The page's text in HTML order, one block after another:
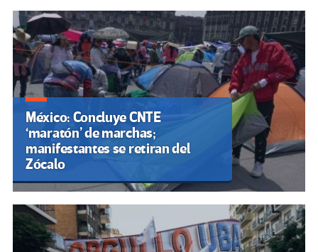
México: Concluye CNTE
‘maratón’ de marchas;
manifestantes se retiran del
Zócalo